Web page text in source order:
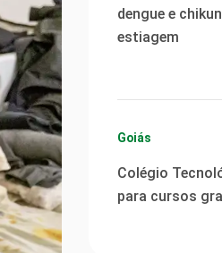
dengue e
estiagem
Goiás
Colégio
para cursos